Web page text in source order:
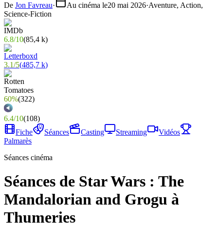
De Jon Favreau· Au cinéma le20 mai 2026·Aventure, Action,
Science-Fiction
6.8/10(85,4 k)
3.1/5(485,7 k)
60%(322)
6.4/10(108)
Fiche
Séances Casting Streaming
Vidéos
Palmarès
Séances cinéma
Séances de Star Wars : The
Mandalorian and Grogu à
Thumeries